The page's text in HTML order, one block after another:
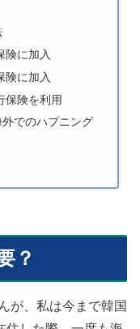
険に加入
険に加入
保険を利用
でのハプニング
？
が、私は今まで韓国